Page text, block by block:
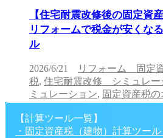
【計算ツール一覧】
・固定資産税（建物）計算ツー
【住宅耐震改修後の固定資
リフォームで税金が安くな
ル
2026/6/21 リフォーム 固定
税, 住宅耐震改修 シミュレー
ミュレーション, 固定資産税